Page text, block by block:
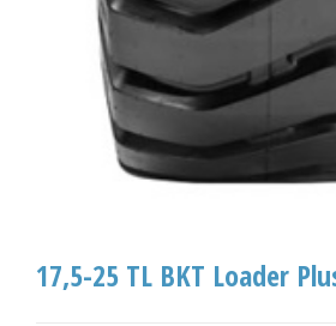
17,5-25 TL BKT Loader